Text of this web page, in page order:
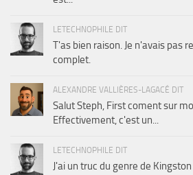
LETECHNOPHILE DIT
T'as bien raison. Je n'avais pas
complet.
ALEXANDRE VALLIÈRES-LAGACÉ DIT
Salut Steph, First coment sur
Effectivement, c'est un...
LETECHNOPHILE DIT
J'ai un truc du genre de